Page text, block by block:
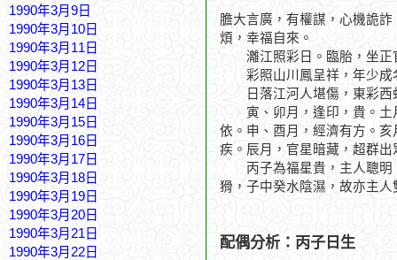
1990年3月9日
1990年3月10日
1990年3月11日
1990年3月12日
1990年3月13日
1990年3月14日
1990年3月15日
1990年3月16日
1990年3月17日
1990年3月18日
1990年3月19日
1990年3月20日
1990年3月21日
1990年3月22日
膽大言廣，有權謀，心機詭
煩，幸福自來。
灕江照彩日。臨胎，坐正
彩照山川鳳呈祥，年少成
日落江河人堪傷，東彩西
寅、卯月，逢印，貴。土
依。申、酉月，經濟有方。
疾。辰月，官星暗藏，超群出
丙子為福星貴，主人聰明
猾，子中癸水陰濕，故亦主
配偶分析：丙子日生